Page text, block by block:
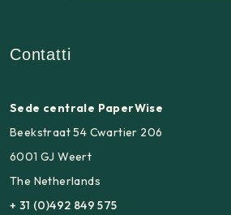
Contatti
Sede centrale PaperWise
Beekstraat 54 Cwartier 206
6001 GJ Weert
The Netherlands
+ 31 (0)492 849 575